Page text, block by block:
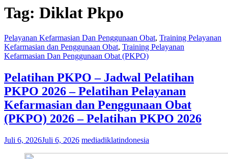
Tag: Diklat Pkpo
Pelayanan Kefarmasian Dan Penggunaan Obat, Training Pelayanan
Kefarmasian dan Penggunaan Obat, Training Pelayanan
Kefarmasian Dan Penggunaan Obat (PKPO)
Pelatihan PKPO – Jadwal Pelatihan
PKPO 2026 – Pelatihan Pelayanan
Kefarmasian dan Penggunaan Obat
(PKPO) 2026 – Pelatihan PKPO 2026
Juli 6, 2026Juli 6, 2026 mediadiklatindonesia